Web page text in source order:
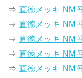
⇒ 直徳メッキ NM
⇒ 直徳メッキ NM
⇒ 直徳メッキ NM
⇒ 直徳メッキ NM
⇒ 直徳メッキ NM